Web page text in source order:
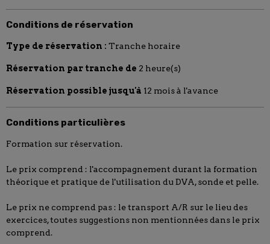
Conditions de réservation
Type de réservation : Tranche horaire
Réservation par tranche de 2 heure(s)
Réservation possible jusqu'à 12 mois à l'avance
Conditions particulières
Formation sur réservation.
Le prix comprend : l'accompagnement durant la formation
théorique et pratique de l'utilisation du DVA, sonde et pelle.
Le prix ne comprend pas : le transport A/R sur le lieu des
exercices, toutes suggestions non mentionnées dans le prix
comprend.